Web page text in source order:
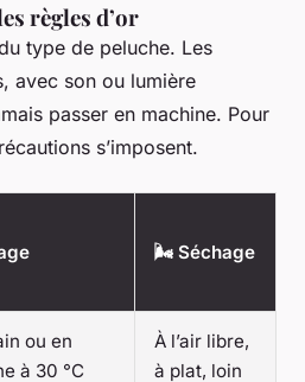
règles d’or
type de peluche. Les
avec son ou lumière
passer en machine. Pour
s’imposent.
🌬️ Séchage
ou en
à 30 °C
À l’air libre,
à plat, loin